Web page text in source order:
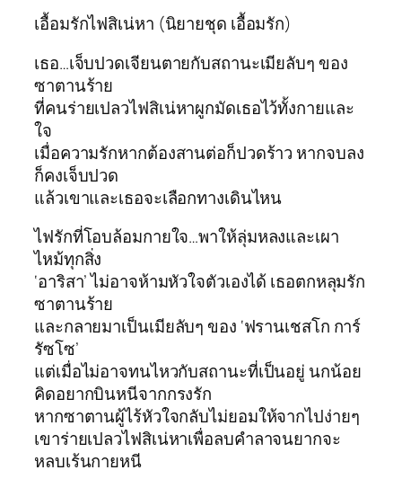
เอื้อมรักไฟสิเน่หา (นิยายชุด เอื้อมรัก)
เธอ…เจ็บปวดเจียนตายกับสถานะเมียลับๆ ของ
ซาตานร้าย
ที่คนร่ายเปลวไฟสิเน่หาผูกมัดเธอไว้ทั้งกายและ
ใจ
เมื่อความรักหากต้องสานต่อก็ปวดร้าว หากจบลง
ก็คงเจ็บปวด
แล้วเขาและเธอจะเลือกทางเดินไหน
ไฟรักที่โอบล้อมกายใจ…พาให้ลุ่มหลงและเผา
ไหม้ทุกสิ่ง
‘อาริสา’ ไม่อาจห้ามหัวใจตัวเองได้ เธอตกหลุมรัก
ซาตานร้าย
และกลายมาเป็นเมียลับๆ ของ ‘ฟรานเชสโก การ์
รัซโซ’
แต่เมื่อไม่อาจทนไหวกับสถานะที่เป็นอยู่ นกน้อย
คิดอยากบินหนีจากกรงรัก
หากซาตานผู้ไร้หัวใจกลับไม่ยอมให้จากไปง่ายๆ
เขาร่ายเปลวไฟสิเน่หาเพื่อลบคำลาจนยากจะ
หลบเร้นกายหนี